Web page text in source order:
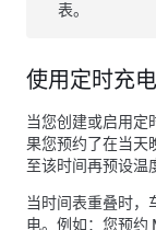
表。
使用定时充电
当您创建或启用定
果您预约了在当天
至该时间再预设温
当时间表重叠时，
电。例如：您预约